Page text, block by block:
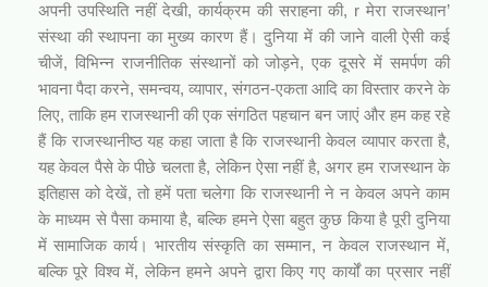
अपनी उपस्थिति नहीं देखी, कार्यक्रम की सराहना की, r मेरा राजस्थान’
संस्था की स्थापना का मुख्य कारण हैं। दुनिया में की जाने वाली ऐसी कई
चीजें, विभिन्न राजनीतिक संस्थानों को जोड़ने, एक दूसरे में समर्पण की
भावना पैदा करने, समन्वय, व्यापार, संगठन-एकता आदि का विस्तार करने के
लिए, ताकि हम राजस्थानी की एक संगठित पहचान बन जाएं और हम कह रहे
हैं कि राजस्थानीष्ठ यह कहा जाता है कि राजस्थानी केवल व्यापार करता है,
यह केवल पैसे के पीछे चलता है, लेकिन ऐसा नहीं है, अगर हम राजस्थान के
इतिहास को देखें, तो हमें पता चलेगा कि राजस्थानी ने न केवल अपने काम
के माध्यम से पैसा कमाया है, बल्कि हमने ऐसा बहुत कुछ किया है पूरी दुनिया
में सामाजिक कार्य। भारतीय संस्कृति का सम्मान, न केवल राजस्थान में,
बल्कि पूरे विश्व में, लेकिन हमने अपने द्वारा किए गए कार्यों का प्रसार नहीं